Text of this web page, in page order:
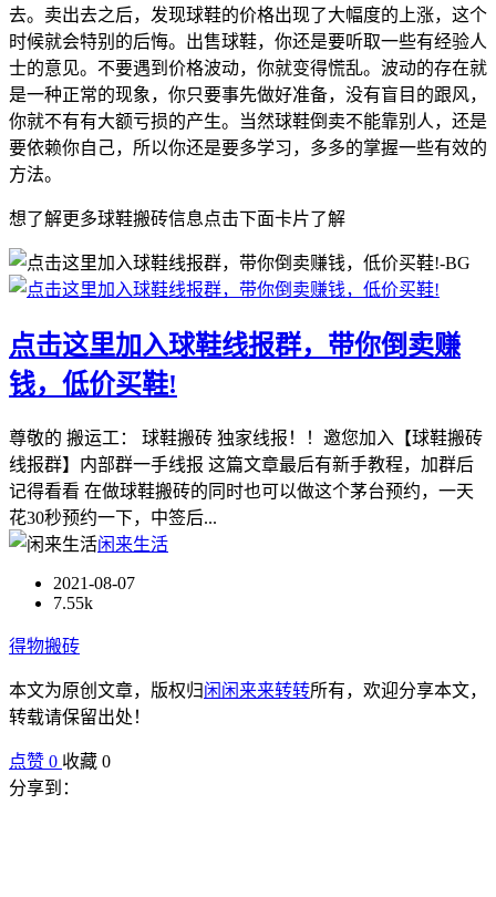
去。卖出去之后，发现球鞋的价格出现了大幅度的上涨，这个
时候就会特别的后悔。出售球鞋，你还是要听取一些有经验人
士的意见。不要遇到价格波动，你就变得慌乱。波动的存在就
是一种正常的现象，你只要事先做好准备，没有盲目的跟风，
你就不有有大额亏损的产生。当然球鞋倒卖不能靠别人，还是
要依赖你自己，所以你还是要多学习，多多的掌握一些有效的
方法。
想了解更多球鞋搬砖信息点击下面卡片了解
点击这里加入球鞋线报群，带你倒卖赚
钱，低价买鞋!
尊敬的 搬运工： 球鞋搬砖 独家线报！！邀您加入【球鞋搬砖
线报群】内部群一手线报 这篇文章最后有新手教程，加群后
记得看看 在做球鞋搬砖的同时也可以做这个茅台预约，一天
花30秒预约一下，中签后...
闲来生活
2021-08-07
7.55k
得物搬砖
本文为原创文章，版权归闲闲来来转转所有，欢迎分享本文，
转载请保留出处！
点赞 0 收藏 0
分享到：